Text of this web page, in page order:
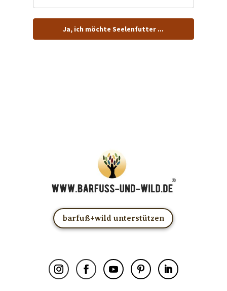
Ja, ich möchte Seelenfutter ...
barfuß+wild unterstützen